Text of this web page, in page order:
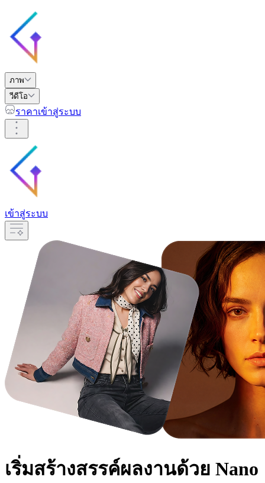
ภาพ
วีดีโอ
ราคาเข้าสู่ระบบ
เข้าสู่ระบบ
เริ่มสร้างสรรค์ผลงานด้วย Nano